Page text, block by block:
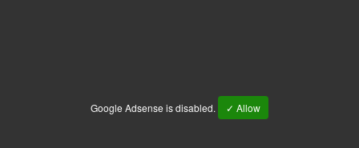
Google Adsense is disabled. ✓ Allow